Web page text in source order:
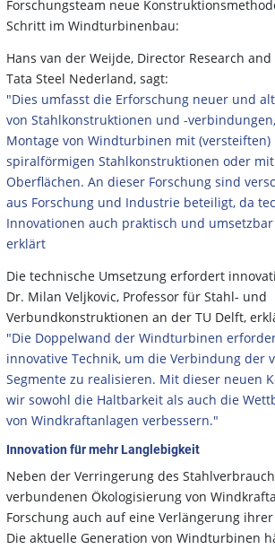
Forschungsteam neue
Schritt im Windturbinenbau:
Hans van der Weijde, Director Research
Tata Steel Nederland, sagt:
"Dies umfasst die Erforschung neuer und
von Stahlkonstruktionen und -
Montage von Windturbinen mit (versteiften)
spiralförmigen Stahlkonstruktionen oder
Oberflächen. An dieser Forschung sind
aus Forschung und Industrie beteiligt, da
Innovationen auch praktisch und umsetzbar
erklärt
Die technische Umsetzung erfordert
Dr. Milan Veljkovic, Professor für Stahl- und
Verbundkonstruktionen an der TU Delft,
"Die Doppelwand der Windturbinen
innovative Technik, um die Verbindung der
Segmente zu realisieren. Mit dieser neuen
wir sowohl die Haltbarkeit als auch die
von Windkraftanlagen verbessern."
Innovation für mehr Langlebigkeit
Neben der Verringerung des
verbundenen Ökologisierung von
Forschung auch auf eine Verlängerung
Die aktuelle Generation von Windturbinen